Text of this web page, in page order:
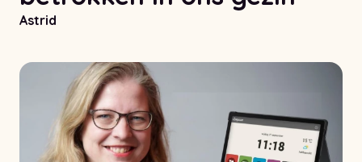
Contact
Astrid